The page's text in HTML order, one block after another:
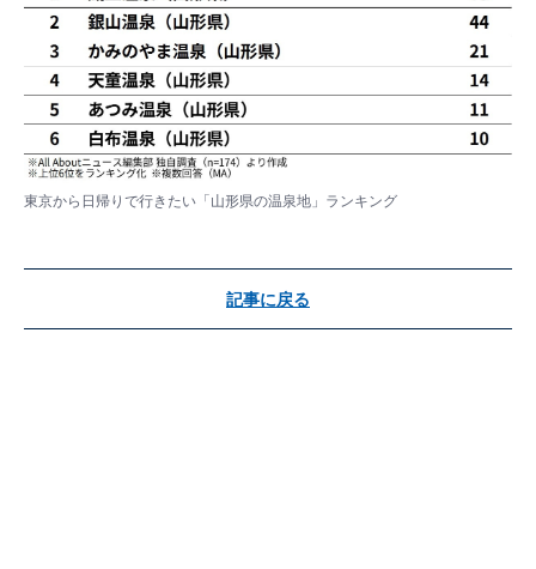
東京から日帰りで行きたい「山形県の温泉地」ランキング
記事に戻る